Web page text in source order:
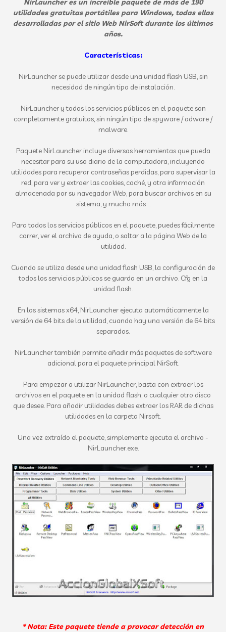
NirLauncher es un increible paquete de más de 190
utilidades gratuitas portátiles para Windows, todas ellas
desarrolladas por el sitio Web NirSoft durante los últimos
años.
Características:
NirLauncher se puede utilizar desde una unidad flash USB, sin
necesidad de ningún tipo de instalación.
NirLauncher y todos los servicios públicos en el paquete son
completamente gratuitos, sin ningún tipo de spyware / adware /
malware.
Paquete NirLauncher incluye diversas herramientas que pueda
necesitar para su uso diario de la computadora, incluyendo
utilidades para recuperar contraseñas perdidas, para supervisar la
red, para ver y extraer las cookies, caché, y otra información
almacenada por su navegador Web, para buscar archivos en su
sistema, y mucho más ...
Para todos los servicios públicos en el paquete, puedes fácilmente
correr, ver el archivo de ayuda, o saltar a la página Web de la
utilidad.
Cuando se utiliza desde una unidad flash USB, la configuración de
todos los servicios públicos se guarda en un archivo. Cfg en la
unidad flash.
En los sistemas x64, NirLauncher ejecuta automáticamente la
versión de 64 bits de la utilidad, cuando hay una versión de 64 bits
separados.
NirLauncher también permite añadir más paquetes de software
adicional para el paquete principal NirSoft.
Para empezar a utilizar NirLauncher, basta con extraer los
archivos en el paquete en la unidad flash, o cualquier otro disco
que desee. Para añadir utilidades debes extraer los RAR de dichas
utilidades en la carpeta Nirsoft.
Una vez extraído el paquete, simplemente ejecuta el archivo -
NirLauncher.exe.
* Nota: Este paquete tiende a provocar detección en